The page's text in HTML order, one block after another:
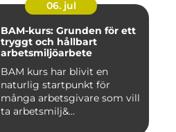
06. jul
BAM-kurs: Grunden för ett
tryggt och hållbart
arbetsmiljöarbete
BAM kurs har blivit en
naturlig startpunkt för
många arbetsgivare som vill
ta arbetsmilj&...